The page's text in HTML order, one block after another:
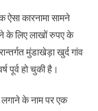
का
गबन,
प्रशासन
विधायक
कारनामा सामने
के लिए लाखों रुपए के
मुंडाखेड़ा खुर्द गांव
पूर्व हो चुकी है।
के नाम पर एक